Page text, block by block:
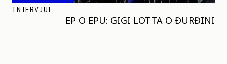
INTERVJUI
EP O EPU: GIGI LOTTA O ĐURĐINI